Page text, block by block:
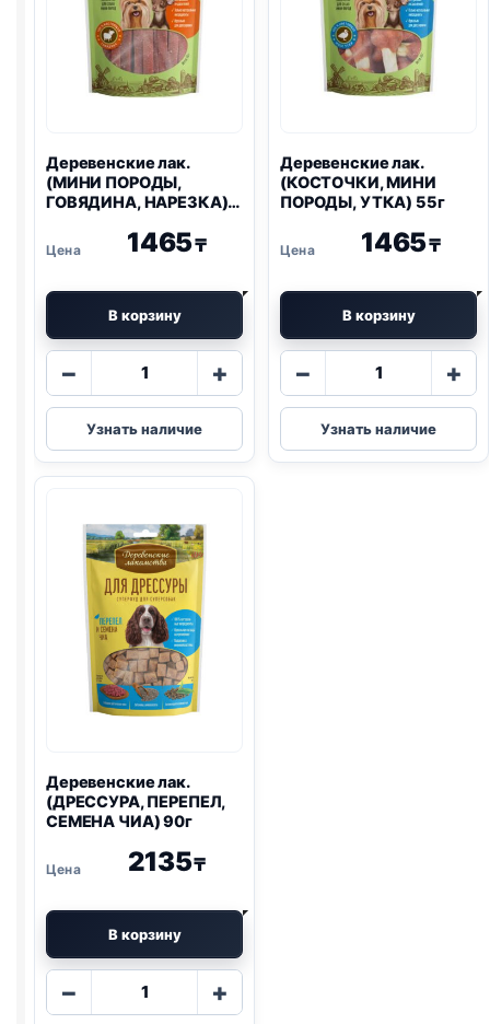
Деревенские лак.
(МИНИ ПОРОДЫ,
ГОВЯДИНА, НАРЕЗКА)
1465₸
В корзину
−
Количество
Деревенские
лак.
(МИНИ
НАРЕЗКА)
55г
+
Узнать наличие
Деревенские лак.
(КОСТОЧКИ, МИНИ
ПОРОДЫ, УТКА) 55г
1465₸
В корзину
−
Количество
Деревенские
лак.
(КОСТОЧКИ,
+
Узнать наличие
Деревенские лак.
(ДРЕССУРА, ПЕРЕПЕЛ,
СЕМЕНА ЧИА) 90г
2135₸
В корзину
−
Количество
+